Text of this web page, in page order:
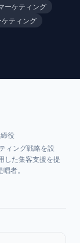
ーケティング
ティング
役
ィング戦略を設
した集客支援を提
者。